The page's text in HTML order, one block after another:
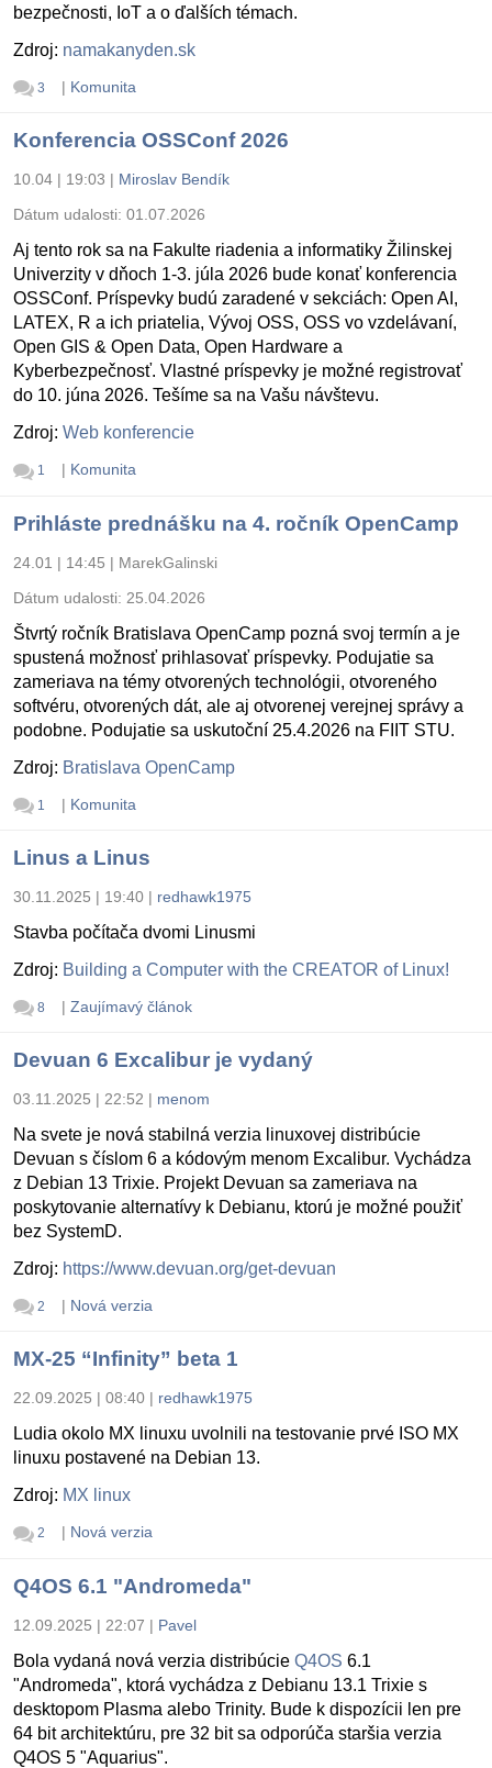
bezpečnosti, IoT a o ďalších témach.
Zdroj: namakanyden.sk
3 | Komunita
Konferencia OSSConf 2026
10.04 | 19:03 | Miroslav Bendík
Dátum udalosti: 01.07.2026
Aj tento rok sa na Fakulte riadenia a informatiky Žilinskej
Univerzity v dňoch 1-3. júla 2026 bude konať konferencia
OSSConf. Príspevky budú zaradené v sekciách: Open AI,
LATEX, R a ich priatelia, Vývoj OSS, OSS vo vzdelávaní,
Open GIS & Open Data, Open Hardware a
Kyberbezpečnosť. Vlastné príspevky je možné registrovať
do 10. júna 2026. Tešíme sa na Vašu návštevu.
Zdroj: Web konferencie
1 | Komunita
Prihláste prednášku na 4. ročník OpenCamp
24.01 | 14:45 | MarekGalinski
Dátum udalosti: 25.04.2026
Štvrtý ročník Bratislava OpenCamp pozná svoj termín a je
spustená možnosť prihlasovať príspevky. Podujatie sa
zameriava na témy otvorených technológii, otvoreného
softvéru, otvorených dát, ale aj otvorenej verejnej správy a
podobne. Podujatie sa uskutoční 25.4.2026 na FIIT STU.
Zdroj: Bratislava OpenCamp
1 | Komunita
Linus a Linus
30.11.2025 | 19:40 | redhawk1975
Stavba počítača dvomi Linusmi
Zdroj: Building a Computer with the CREATOR of Linux!
8 | Zaujímavý článok
Devuan 6 Excalibur je vydaný
03.11.2025 | 22:52 | menom
Na svete je nová stabilná verzia linuxovej distribúcie
Devuan s číslom 6 a kódovým menom Excalibur. Vychádza
z Debian 13 Trixie. Projekt Devuan sa zameriava na
poskytovanie alternatívy k Debianu, ktorú je možné použiť
bez SystemD.
Zdroj: https://www.devuan.org/get-devuan
2 | Nová verzia
MX-25 “Infinity” beta 1
22.09.2025 | 08:40 | redhawk1975
Ludia okolo MX linuxu uvolnili na testovanie prvé ISO MX
linuxu postavené na Debian 13.
Zdroj: MX linux
2 | Nová verzia
Q4OS 6.1 "Andromeda"
12.09.2025 | 22:07 | Pavel
Bola vydaná nová verzia distribúcie Q4OS 6.1
"Andromeda", ktorá vychádza z Debianu 13.1 Trixie s
desktopom Plasma alebo Trinity. Bude k dispozícii len pre
64 bit architektúru, pre 32 bit sa odporúča staršia verzia
Q4OS 5 "Aquarius".